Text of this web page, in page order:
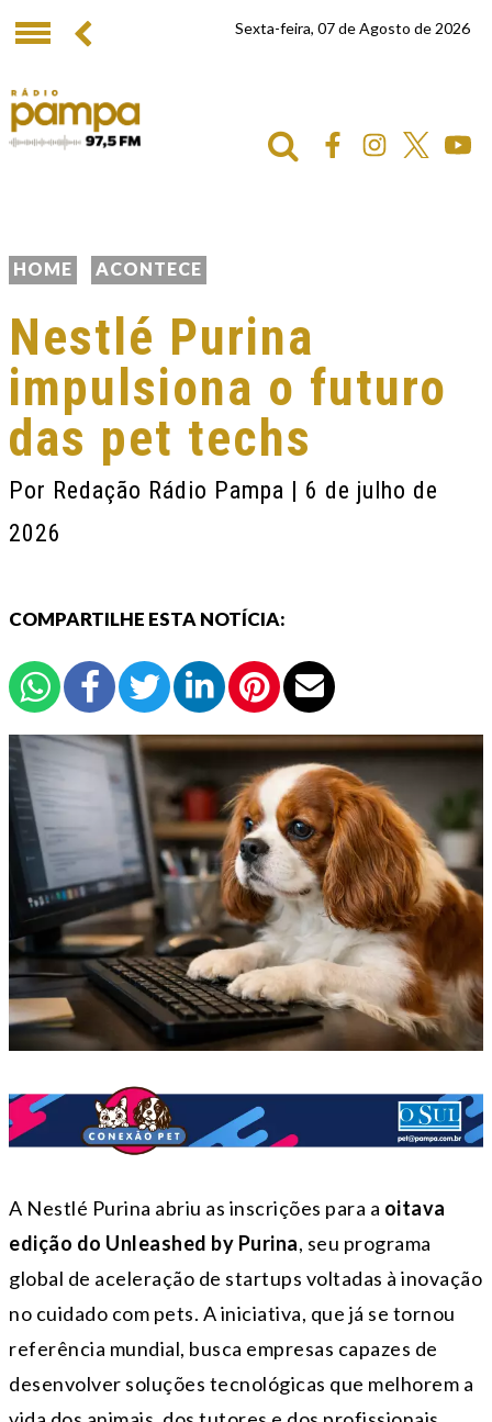
Sexta-feira, 07 de Agosto de 2026
HOME ACONTECE
Nestlé Purina
impulsiona o futuro
das pet techs
Por Redação Rádio Pampa | 6 de julho de
2026
COMPARTILHE ESTA NOTÍCIA:
A Nestlé Purina abriu as inscrições para a oitava
edição do Unleashed by Purina, seu programa
global de aceleração de startups voltadas à inovação
no cuidado com pets. A iniciativa, que já se tornou
referência mundial, busca empresas capazes de
desenvolver soluções tecnológicas que melhorem a